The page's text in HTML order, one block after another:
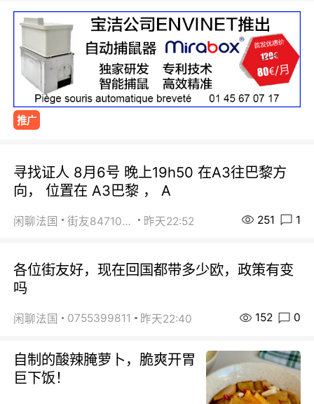
推广
寻找证人 8月6号 晚上19h50 在A3往巴黎方
向， 位置在 A3巴黎 ， A
闲聊法国 街友84710671 昨天22:52 251 1
各位街友好，现在回国都带多少欧，政策有变
吗
闲聊法国 0755399811 昨天22:40 152 0
自制的酸辣腌萝卜，脆爽开胃
巨下饭！